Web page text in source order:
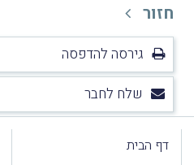
חזור
גירסה להדפסה
שלח לחבר
דף הבית